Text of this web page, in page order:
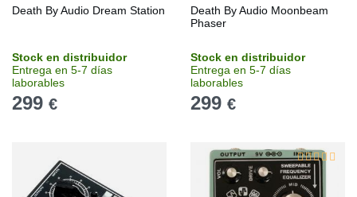
Death By Audio Dream Station
Stock en distribuidor
Entrega en 5-7 días
laborables
299 €
Death By Audio Moonbeam
Phaser
Stock en distribuidor
Entrega en 5-7 días
laborables
299 €